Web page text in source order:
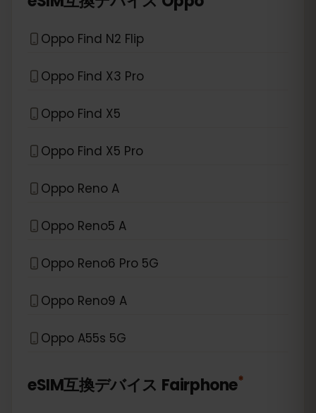
Oppo Find N2 Flip
Oppo Find X3 Pro
Oppo Find X5
Oppo Find X5 Pro
Oppo Reno A
Oppo Reno5 A
Oppo Reno6 Pro 5G
Oppo Reno9 A
Oppo A55s 5G
eSIM互換デバイス Fairphone*